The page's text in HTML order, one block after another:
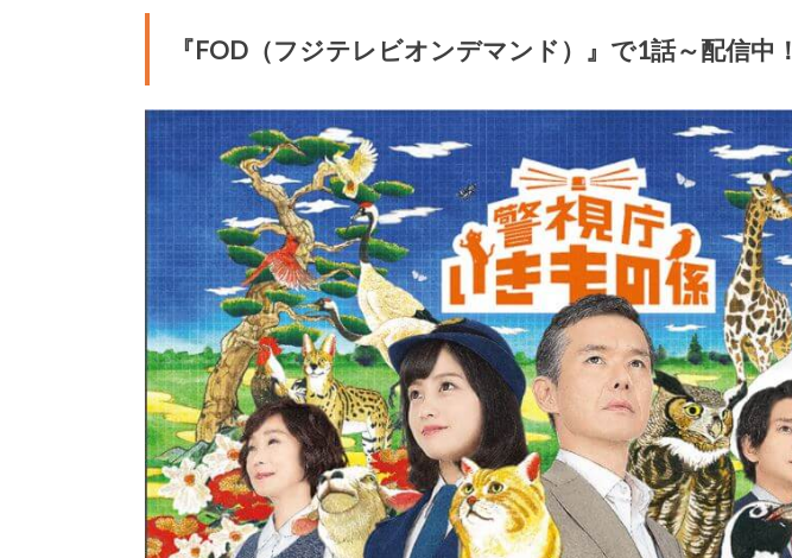
『FOD（フジテレビオンデマンド）』で1話～配信中！